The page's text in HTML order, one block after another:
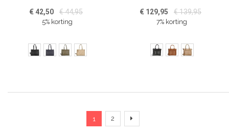
€ 42,50 € 44,95
5% korting
€ 129,95 € 139,95
7% korting
Pagina
U lees momenteel pagina
1
Pagina
2